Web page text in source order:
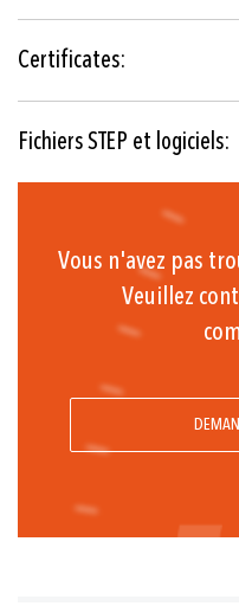
EN 50121-3-2 (EMC)
4 ...
Sortie de commutation:
de contact 9.4 mm;
G1/4 m;
G1/4 m (Manomètre);
Certificates:
Fichiers STEP et logiciels:
Vous n'avez pas
Veuillez